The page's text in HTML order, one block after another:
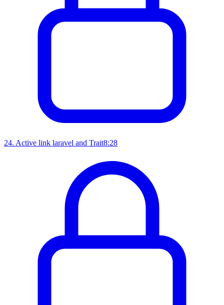
24. Active link laravel and Trait8:28